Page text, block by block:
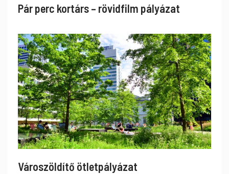
Pár perc kortárs – rövidfilm pályázat
Városzöldítő ötletpályázat